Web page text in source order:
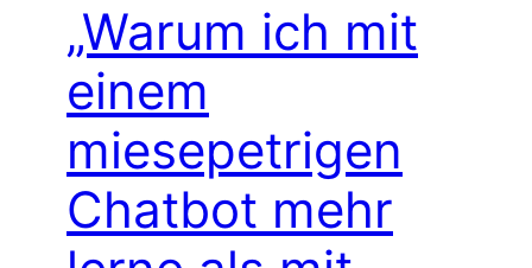
„Warum ich mit
einem
miesepetrigen
Chatbot mehr